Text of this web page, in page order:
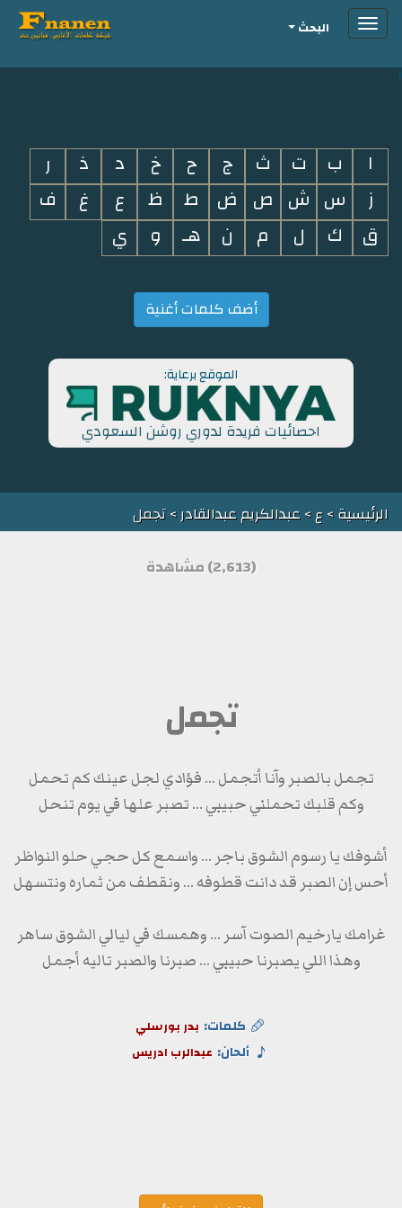
i
Toggleالبحث
ا ب ت ث ج ح خ د ذ
ر
ز
س ش ص ض ط ظ ع غ
ف
ق
ك ل م ن هـ و ي
أضف كلمات أغنية
الموقع برعاية:
احصائيات فريدة لدوري روشن السعودي
الرئيسية>ع>عبدالكريم عبدالقادر> تجمل
(2,613) مشاهدة
تجمل
تجمل بالصبر وآنا أتجمل ... فؤادي لجل عينك كم تحمل
وكم قلبك تحملني حبيبي ... تصبر علها في يوم تنحل
أشوفك يا رسوم الشوق باجر ... واسمع كل حجي حلو النواظر
أحس إن الصبر قد دانت قطوفه ... ونقطف من ثماره ونتسهل
غرامك يارخيم الصوت آسر ... وهمسك في ليالي الشوق ساهر
وهذا اللي يصبرنا حبيبي ... صبرنا والصبر تاليه أجمل
كلمات: بدر بورسلي
ألحان: عبدالرب ادريس